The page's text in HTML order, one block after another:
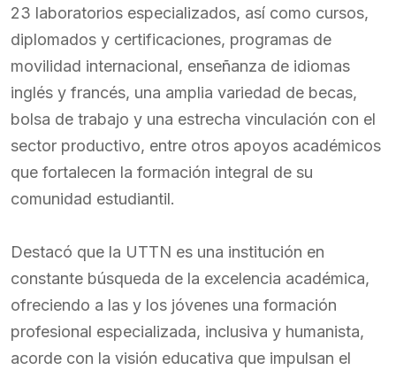
23 laboratorios especializados, así como cursos,
diplomados y certificaciones, programas de
movilidad internacional, enseñanza de idiomas
inglés y francés, una amplia variedad de becas,
bolsa de trabajo y una estrecha vinculación con el
sector productivo, entre otros apoyos académicos
que fortalecen la formación integral de su
comunidad estudiantil.
Destacó que la UTTN es una institución en
constante búsqueda de la excelencia académica,
ofreciendo a las y los jóvenes una formación
profesional especializada, inclusiva y humanista,
acorde con la visión educativa que impulsan el